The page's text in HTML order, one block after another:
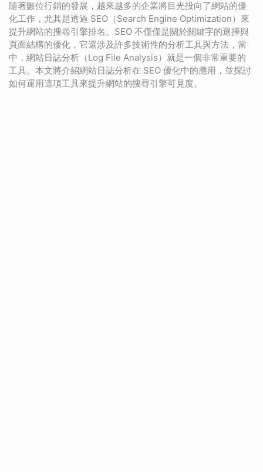
隨著數位行銷的發展，越來越多的企業將目光投向了網站的優
化工作，尤其是透過 SEO（Search Engine Optimization）來
提升網站的搜尋引擎排名。SEO 不僅僅是關於關鍵字的選擇與
頁面結構的優化，它還涉及許多技術性的分析工具與方法，當
中，網站日誌分析（Log File Analysis）就是一個非常重要的
工具。本文將介紹網站日誌分析在 SEO 優化中的應用，並探討
如何運用這項工具來提升網站的搜尋引擎可見度。